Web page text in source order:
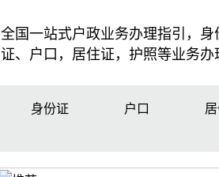
全国一站式户政业务办理指引，身
证、户口，居住证，护照等业务办
身份证 户口